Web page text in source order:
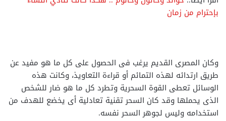
بإحترام من زمان
وكان المصرى القديم يرغب فى الحصول على كل ما هو مفيد عن
طريق ارتدائه لهذه التمائم أو قراءة التعاويذ، وكانت هذه
الوسائل تعطى القوة السحرية وتطرد كل ما هو ضار للشخص
الذى يحملها وقد كان السحر تقنية تعادلية أى يخضع للهدف من
استخدامه وليس لجوهر السحر نفسه.